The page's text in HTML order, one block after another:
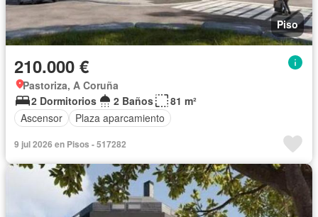
Piso
210.000 €
Pastoriza, A Coruña
2 Dormitorios
2 Baños
81 m²
Ascensor
Plaza aparcamiento
9 jul 2026 en Pisos - 517282